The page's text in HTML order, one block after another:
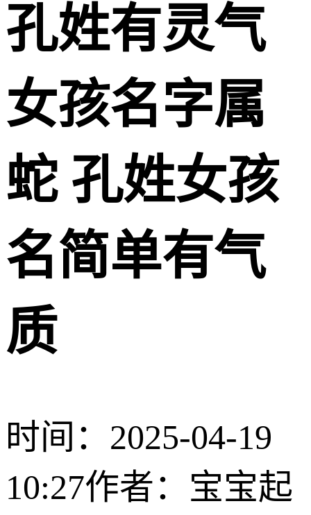
孔姓有灵气
女孩名字属
蛇 孔姓女孩
名简单有气
质
时间：2025-04-19
10:27作者：宝宝起